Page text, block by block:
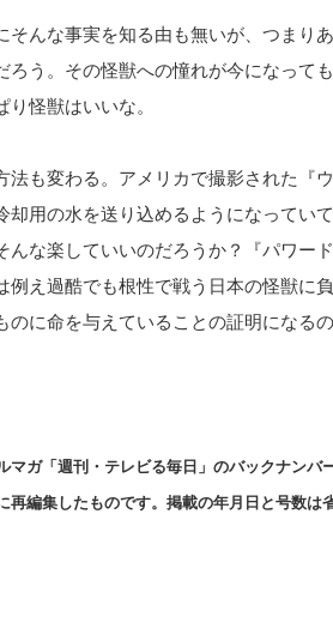
んな事実を知る由も無いが、つまり
ろう。その怪獣への憧れが今になって
怪獣はいいな。
法も変わる。アメリカで撮影された『
却用の水を送り込めるようになってい
んな楽していいのだろうか？『パワー
例え過酷でも根性で戦う日本の怪獣に
に命を与えていることの証明になるの
ガ「週刊・テレビる毎日」のバックナンバ
再編集したものです。掲載の年月日と号数は